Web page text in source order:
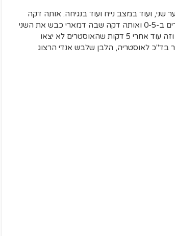
ישראל כובשת שער שני, ועוד במצב נייח ועוד בנגיחה. אותה דקה
שבה חיים רביבו שם את השני ששבר את האוסטרים ב-0-5 ואותה דקה שבה דמארי כבש את השני
מול בוסניה במשחק הגדול האחרון של הנבחרת. וזה עוד אחרי 5 דקות שהאוסטרים לא יצאו
בד"כ לאוסטריה, הלבן שלבש אנדי הרצוג